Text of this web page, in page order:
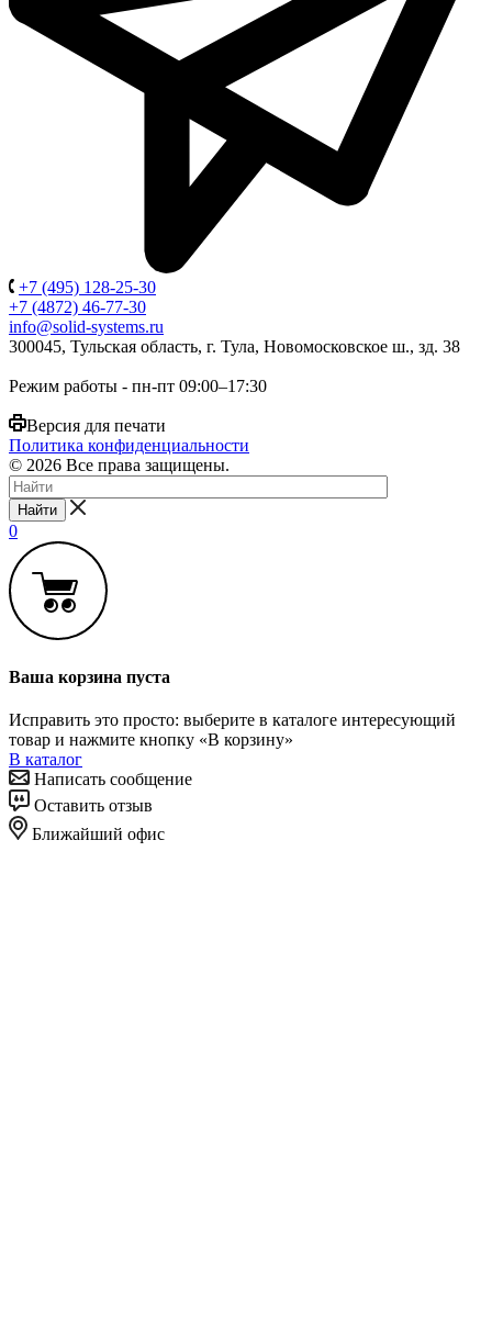
+7 (495) 128-25-30
+7 (4872) 46-77-30
info@solid-systems.ru
300045, Тульская область, г. Тула, Новомосковское ш., зд. 38
Режим работы - пн-пт 09:00–17:30
Версия для печати
Политика конфиденциальности
© 2026 Все права защищены.
Найти
0
Ваша корзина пуста
Исправить это просто: выберите в каталоге интересующий
товар и нажмите кнопку «В корзину»
В каталог
Написать сообщение
Оставить отзыв
Ближайший офис